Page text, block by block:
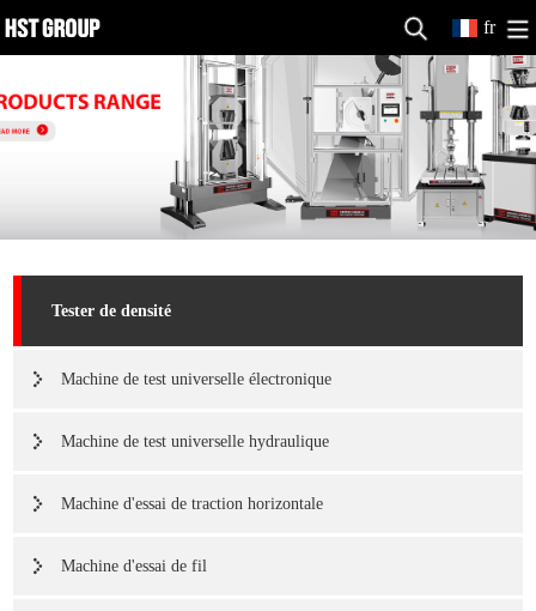
fr
Tester de densité
Machine de test universelle électronique
Machine de test universelle hydraulique
Machine d'essai de traction horizontale
Machine d'essai de fil